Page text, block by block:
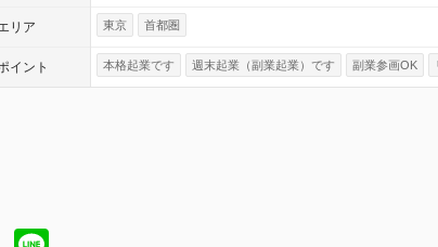
リア 東京 首都圏
イント 本格起業です 週末起業（副業起業）です 副業参画OK